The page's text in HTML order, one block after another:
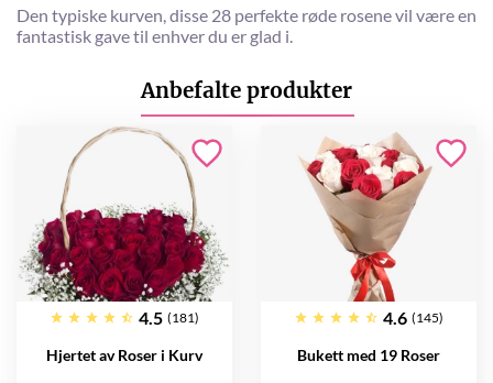
Den typiske kurven, disse 28 perfekte røde rosene vil være en
fantastisk gave til enhver du er glad i.
Anbefalte produkter
4.5 (181)
Hjertet av Roser i Kurv
4.6 (145)
Bukett med 19 Roser